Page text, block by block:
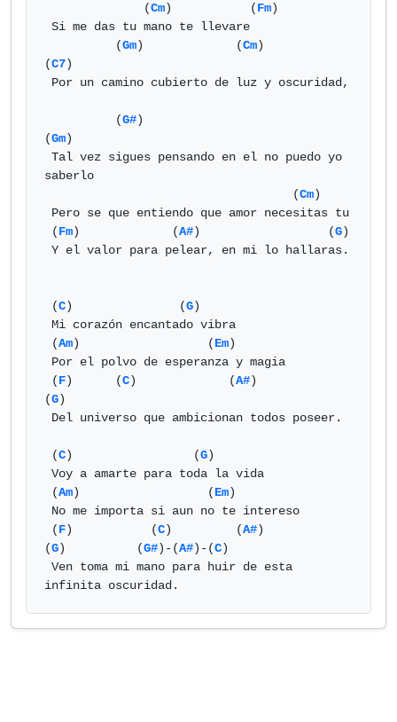
              (
Cm)           (Fm)
          (
Gm)             (Cm)
(C7)
          (
G#)
(Gm)
saberlo
                                   (
Cm)
(Fm)             (A#)                  (G)
(C)               (G)
(Am)                  (Em)
(F)      (C)             (A#)
(G)
(C)                 (G)
(Am)                  (Em)
(F)           (C)         (A#)
(G)          (G#)-(A#)-(C)
infinita oscuridad.